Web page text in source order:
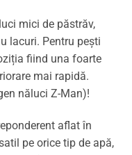
mici de păstrăv,
lacuri. Pentru pești
fiind una foarte
mai rapidă.
năluci Z-Man)!
aflat în
pe orice tip de apă,